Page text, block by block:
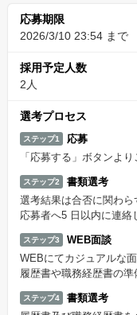
応募期限
2026/3/10 23:54 まで
採用予定人数
2人
選考プロセス
ステップ1
応募
「応募する」ボタンよ
ステップ2
書類選考
選考結果は合否に関わ
応募者へ5 日以内に連絡
ステップ3
WEB面談
WEBにてカジュアルな面
履歴書や職務経歴書の準
ステップ4
書類選考